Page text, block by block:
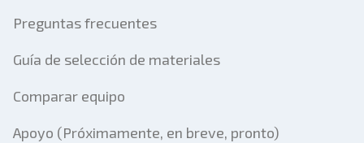
Preguntas frecuentes
Guía de selección de materiales
Comparar equipo
Apoyo (Próximamente, en breve, pronto)